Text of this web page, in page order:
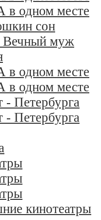
одном месте
сон
Вечный муж
одном месте
одном месте
Петербурга
Петербурга
кинотеатры